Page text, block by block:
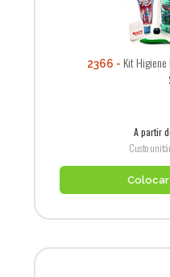
2366
Kit Higiene
A partir
Custo